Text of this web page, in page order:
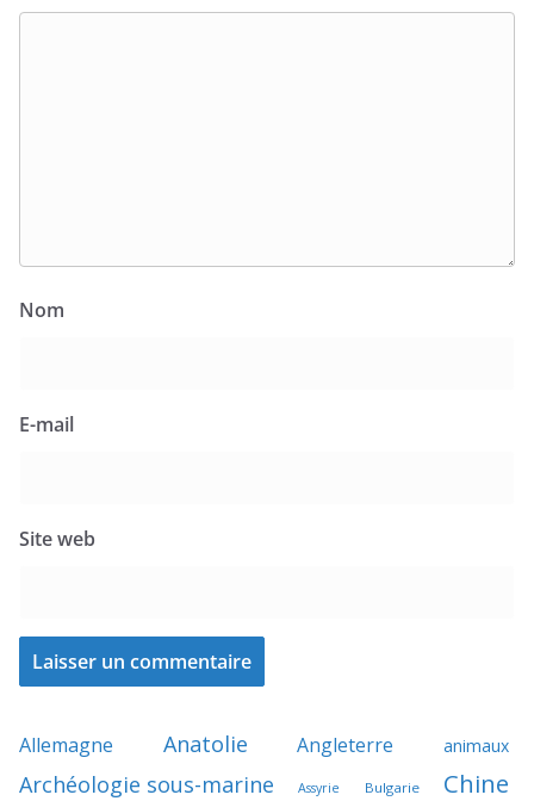
Nom
E-mail
Site web
Allemagne Anatolie Angleterre animaux
Archéologie sous-marine Assyrie Bulgarie Chine